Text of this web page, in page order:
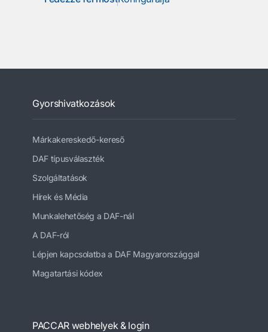
Gyorshivatkozások
Márkakereskedő-kereső
DAF típusválaszték
Szolgáltatások
Hírek és Média
Munkalehetőség a DAF-nál
A DAF-ról
Lépjen kapcsolatba a DAF Magyarországgal
Magatartási kódex
PACCAR webhelyek & login